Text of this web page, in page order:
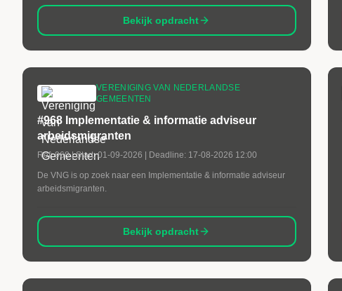
Bekijk opdracht
VERENIGING VAN NEDERLANDSE
GEMEENTEN
#968 Implementatie & informatie adviseur
arbeidsmigranten
Ref:968| Start:01-09-2026 | Deadline: 17-08-2026 12:00
De VNG is op zoek naar een Implementatie & informatie adviseur
arbeidsmigranten.
Bekijk opdracht